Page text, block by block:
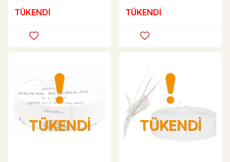
TÜKENDİ TÜKENDİ
TÜKENDİ TÜKENDİ